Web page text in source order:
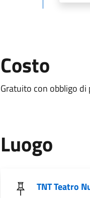
Costo
Gratuito con obbligo
Luogo
TNT Teatro